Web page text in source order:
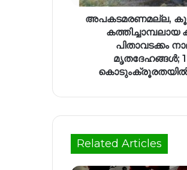
അപകടമരണമല്ല,
കത്തിച്ചാമ്പലായ
പിതാവടക്കം
മൃതദേഹങ്ങള്‍;
കൊടുംക്രൂരതയില്‍
Related Articles